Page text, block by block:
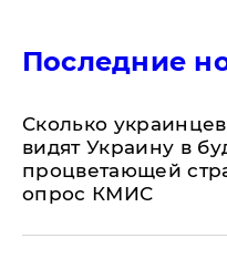
Последние
Сколько
видят Украину в
процветающей
опрос КМИС